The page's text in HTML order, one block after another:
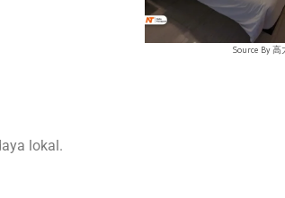
Source By 高力捷
lokal.